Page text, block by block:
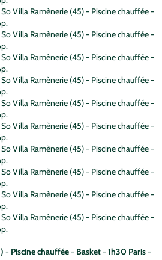
- Piscine chauffée - Basket - 1h30 Paris -